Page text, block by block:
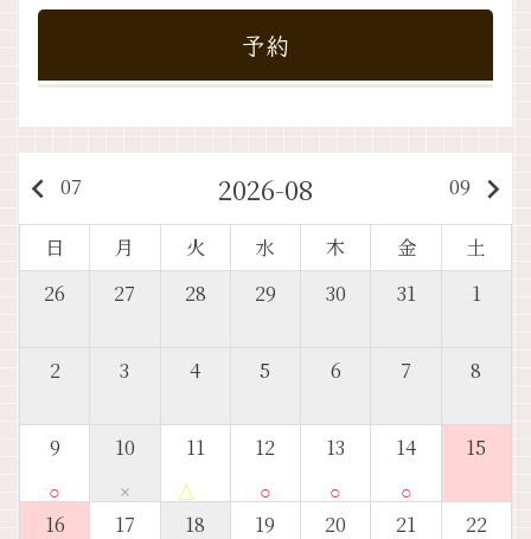
予約
keyboard_arrow_left 07 2026-08 09 keyboard_arrow_right
日 月 火 水 木 金
土
26
27 28 29 30 31 1
2 3 4 5 6 7 8
9
○
10
×
11
△
12
○
13
○
14
○
15
16 17 18 19 20 21 22